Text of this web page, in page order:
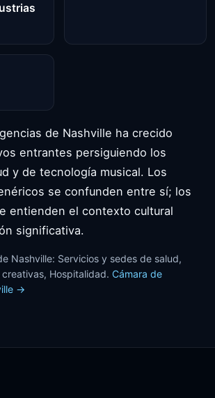
de Nashville ha crecido
entrantes persiguiendo los
y de tecnología musical. Los
se confunden entre sí; los
entienden el contexto cultural
significativa.
Nashville: Servicios y sedes de salud,
Hospitalidad. Cámara de
→